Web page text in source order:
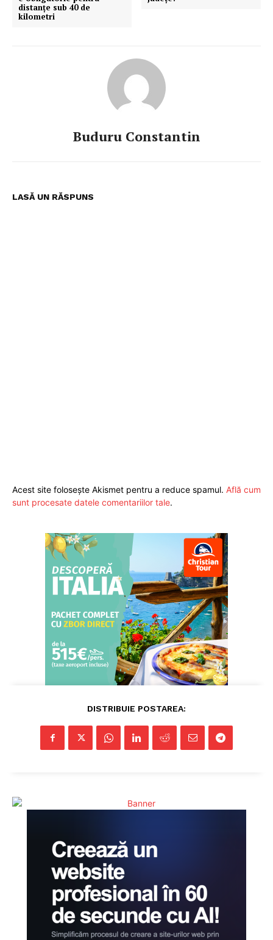
distanțe sub 40 de
kilometri
Buduru Constantin
LASĂ UN RĂSPUNS
Acest site folosește Akismet pentru a reduce spamul. Află cum
sunt procesate datele comentariilor tale.
DISTRIBUIE POSTAREA: